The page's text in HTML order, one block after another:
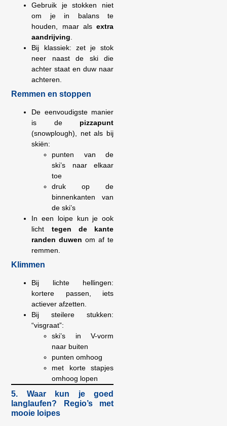
Gebruik je stokken niet
om je in balans te
houden, maar als extra
aandrijving
Bij klassiek: zet je stok
neer naast de ski die
achter staat en duw naar
achteren.
Remmen en stoppen
De eenvoudigste manier
is de pizzapunt
(snowplough), net als bij
skiën:
punten van de
ski’s naar elkaar
toe
druk op de
binnenkanten van
de ski’s
In een loipe kun je ook
licht tegen de kante
randen duwen om af te
remmen.
Klimmen
Bij lichte hellingen:
kortere passen, iets
actiever afzetten.
Bij steilere stukken:
“visgraat”:
ski’s in V-vorm
naar buiten
punten omhoog
met korte stapjes
omhoog lopen
5. Waar kun je goed
langlaufen? Regio’s met
mooie loipes